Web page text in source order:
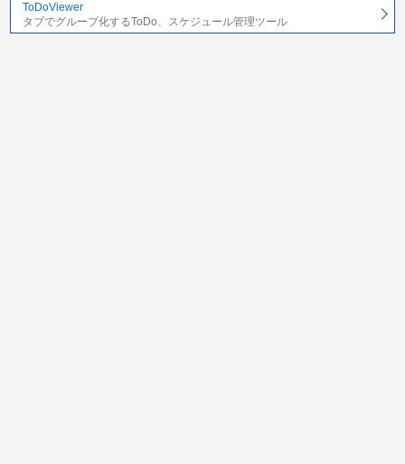
ToDoViewer
タブでグループ化するToDo、スケジュール管理ツール